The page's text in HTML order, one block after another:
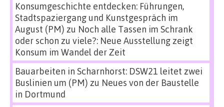
Konsumgeschichte entdecken: Führungen,
Stadtspaziergang und Kunstgespräch im
August (PM) zu Noch alle Tassen im Schrank
oder schon zu viele?: Neue Ausstellung zeigt
Konsum im Wandel der Zeit
Bauarbeiten in Scharnhorst: DSW21 leitet zwei
Buslinien um (PM) zu Neues von der Baustelle
in Dortmund